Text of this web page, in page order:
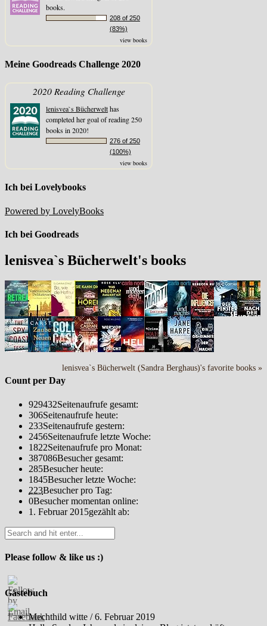
books.
208 of 250
(83%)
view books
Meine Goodreads Challenge 2020
2020 Reading Challenge
lenisvea`s Bücherwelthas
completed her goal of reading 250
books in 2020!
276 of 250
(100%)
view books
Ich bei Lovelybooks
Powered by LovelyBooks
Ich bei Goodreads
lenisvea`s Bücherwelt's books
lenisvea`s Bücherwelt (Sandra Berghaus)'s favorite books »
Count per Day
929432Seitenaufrufe gesamt:
306Seitenaufrufe heute:
233Seitenaufrufe gestern:
2456Seitenaufrufe letzte Woche:
1822Seitenaufrufe pro Monat:
387086Besucher gesamt:
285Besucher heute:
1845Besucher letzte Woche:
223Besucher pro Tag:
0Besucher momentan online:
1. Februar 2015gezählt ab:
Please follow & like us :)
Gästebuch
Mechthild witte /6. Februar 2019